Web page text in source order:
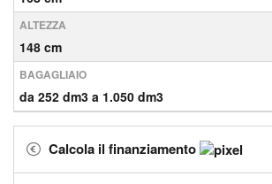
ALTEZZA
148 cm
BAGAGLIAIO
da 252 dm3 a 1.050 dm3
Calcola il finanziamento